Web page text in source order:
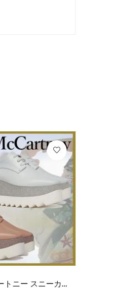
ステラマッカートニー スニーカー 偽物エリスグリッタープラットフォーム810038KP02717...